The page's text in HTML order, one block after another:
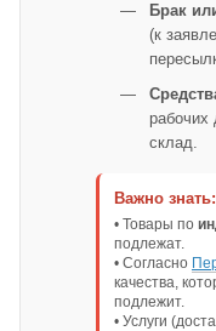
Брак
(к
рабочих
склад.
Важно знать:
• Товары по
подлежат.
• Согласно
качества,
подлежит.
• Услуги